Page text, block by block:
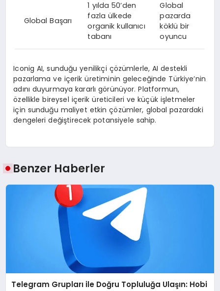
Global Başarı
1 yılda 50’den
fazla ülkede
organik kullanıcı
tabanı
Global
pazarda
köklü bir
oyuncu
Iconig AI, sunduğu yenilikçi çözümlerle, AI destekli
pazarlama ve içerik üretiminin geleceğinde Türkiye’nin
adını duyurmaya kararlı görünüyor. Platformun,
özellikle bireysel içerik üreticileri ve küçük işletmeler
için sunduğu maliyet etkin çözümler, global pazardaki
dengeleri değiştirecek potansiyele sahip.
Benzer Haberler
Telegram Grupları ile Doğru Topluluğa Ulaşın: Hobi